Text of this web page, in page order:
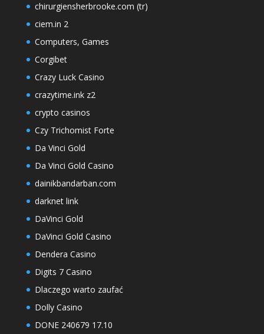
chirurgiensherbrooke.com (tr)
ciem.in 2
Computers, Games
Corgibet
Crazy Luck Casino
crazytime.ink z2
crypto casinos
Czy Trichomist Forte
Da Vinci Gold
Da Vinci Gold Casino
dainikbandarban.com
darknet link
DaVinci Gold
DaVinci Gold Casino
Dendera Casino
Digits 7 Casino
Dlaczego warto zaufać
Dolly Casino
DONE 240679 17.10